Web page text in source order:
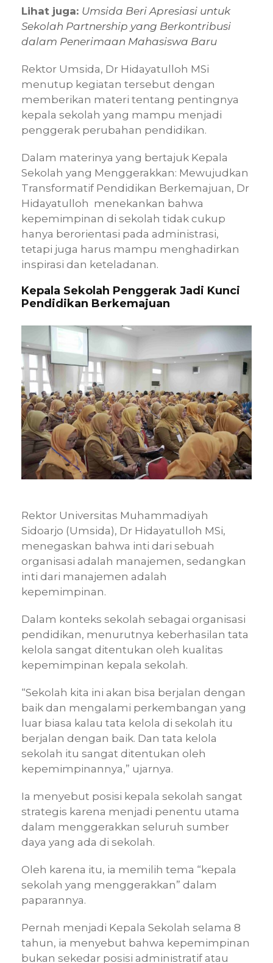
Lihat juga: Umsida Beri Apresiasi untuk
Sekolah Partnership yang Berkontribusi
dalam Penerimaan Mahasiswa Baru
Rektor Umsida, Dr Hidayatulloh MSi
menutup kegiatan tersebut dengan
memberikan materi tentang pentingnya
kepala sekolah yang mampu menjadi
penggerak perubahan pendidikan.
Dalam materinya yang bertajuk Kepala
Sekolah yang Menggerakkan: Mewujudkan
Transformatif Pendidikan Berkemajuan, Dr
Hidayatulloh menekankan bahwa
kepemimpinan di sekolah tidak cukup
hanya berorientasi pada administrasi,
tetapi juga harus mampu menghadirkan
inspirasi dan keteladanan.
Kepala Sekolah Penggerak Jadi Kunci
Pendidikan Berkemajuan
Rektor Universitas Muhammadiyah
Sidoarjo (Umsida), Dr Hidayatulloh MSi,
menegaskan bahwa inti dari sebuah
organisasi adalah manajemen, sedangkan
inti dari manajemen adalah
kepemimpinan.
Dalam konteks sekolah sebagai organisasi
pendidikan, menurutnya keberhasilan tata
kelola sangat ditentukan oleh kualitas
kepemimpinan kepala sekolah.
“Sekolah kita ini akan bisa berjalan dengan
baik dan mengalami perkembangan yang
luar biasa kalau tata kelola di sekolah itu
berjalan dengan baik. Dan tata kelola
sekolah itu sangat ditentukan oleh
kepemimpinannya,” ujarnya.
Ia menyebut posisi kepala sekolah sangat
strategis karena menjadi penentu utama
dalam menggerakkan seluruh sumber
daya yang ada di sekolah.
Oleh karena itu, ia memilih tema “kepala
sekolah yang menggerakkan” dalam
paparannya.
Pernah menjadi Kepala Sekolah selama 8
tahun, ia menyebut bahwa kepemimpinan
bukan sekedar posisi administratif atau